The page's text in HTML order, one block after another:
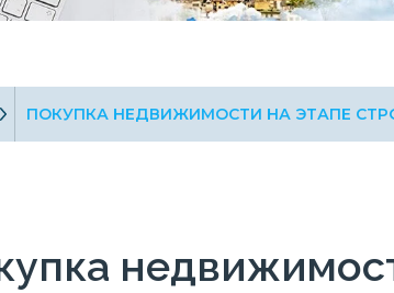
ПОКУПКА НЕДВИЖИМОСТИ НА ЭТАПЕ